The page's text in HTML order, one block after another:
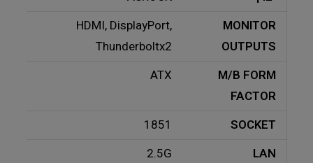
MONITOR
OUTPUTS
HDMI, DisplayPort,
Thunderboltx2
M/B FORM
FACTOR
ATX
SOCKET
1851
LAN
2.5G